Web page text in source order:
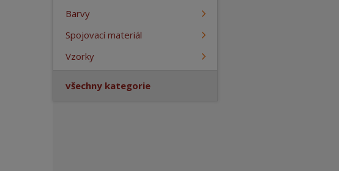
Barvy
Spojovací materiál
Vzorky
všechny kategorie